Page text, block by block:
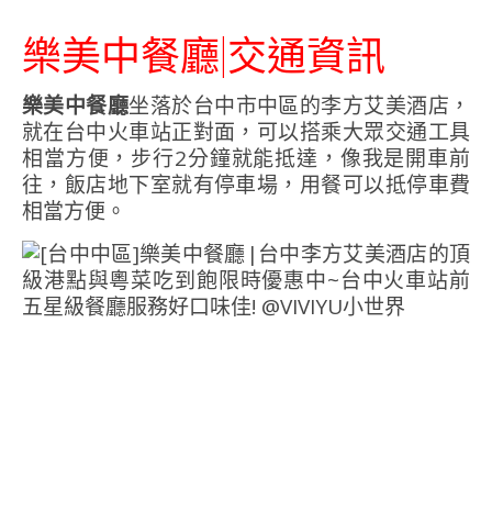
樂美中餐廳|交通資訊
樂美中餐廳坐落於台中市中區的李方艾美酒店，
就在台中火車站正對面，可以搭乘大眾交通工具
相當方便，步行2分鐘就能抵達，像我是開車前
往，飯店地下室就有停車場，用餐可以抵停車費
相當方便。